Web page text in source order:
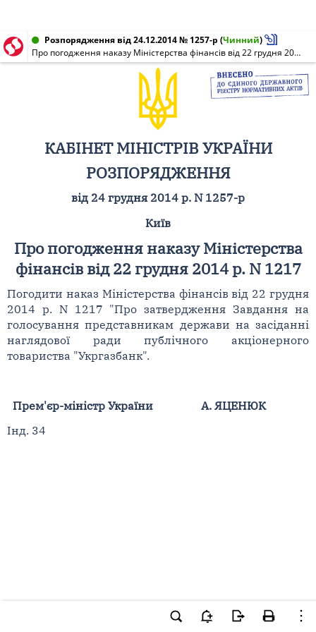
Розпорядження від 24.12.2014 № 1257-р (Чинний)
Про погодження наказу Міністерства фінансів від 22 грудня 2014 р. N 1217